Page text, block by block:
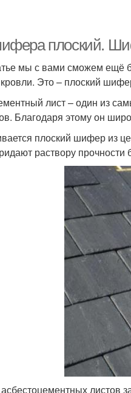
плоский.
мы с вами сможем ещё
Это – плоский
лист – один из
Благодаря этому он
плоский шифер из
раствору
листов